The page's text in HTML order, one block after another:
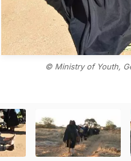
© Ministry of Youth,